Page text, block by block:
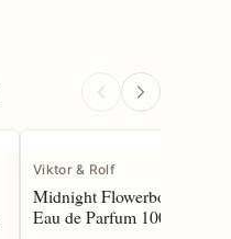
Viktor & Rolf
Midnight Flowerbomb
Eau de Parfum 100 spray*